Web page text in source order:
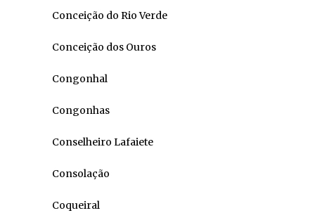
Conceição do Rio Verde
Conceição dos Ouros
Congonhal
Congonhas
Conselheiro Lafaiete
Consolação
Coqueiral